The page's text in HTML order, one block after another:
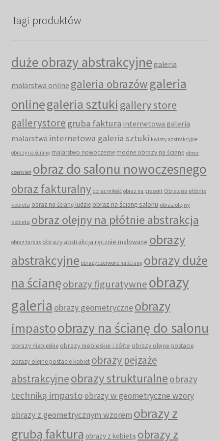
Tagi produktów
duże obrazy abstrakcyjne galeria
malarstwa online galeria obrazów galeria
onlinegaleria sztuki gallery store
gallerystore gruba faktura internetowa galeria
malarstwa internetowa galeria sztuki kwiaty abstrakcyjne
obrazy na ścianę malarstwo nowoczesne modne obrazy na ścianę obraz
czerwień obraz do salonu nowoczesnego
obraz fakturalny obraz miłość obraz na prezent Obraz na płótnie
kobieta obraz na ścianę ludzie obraz na ścianę salonu obraz olejny
kobieta obraz olejny na płótnie abstrakcja
obraz turkus obrazy abstrakcja ręcznie malowane obrazy
abstrakcyjne obrazy czerwone na ścianę obrazy duże
na ścianęobrazy figuratywneobrazy
galeria obrazy geometryczneobrazy
impastoobrazy na ścianę do salonu
obrazy niebieskie obrazy niebieskie i żółte obrazy olejne postacie
obrazy olejne postacie kobiet obrazy pejzaże
abstrakcyjneobrazy strukturalne obrazy
techniką impastoobrazy w geometryczne wzory
obrazy z geometrycznym wzorem obrazy z
grubą fakturą obrazy z kobietą obrazy z